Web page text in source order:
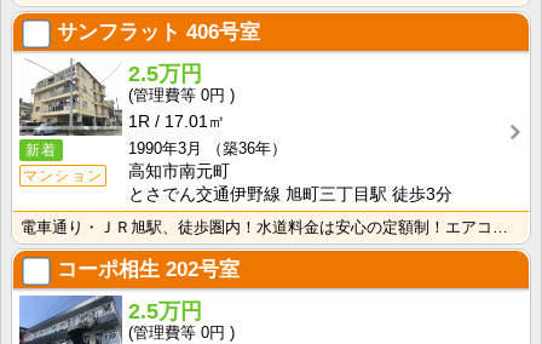
サンフラット 406号室
新着
マンション
2.5万円
0円
1R
17.01㎡
1990年3月
（築36年）
高知市南元町
とさでん交通伊野線 旭町三丁目駅 徒歩3分
コーポ相生 202号室
2.5万円
0円